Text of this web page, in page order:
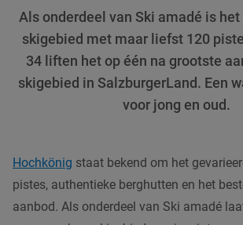
Als onderdeel van Ski amadé is
skigebied met maar liefst 120
34 liften het op één na grootste
skigebied in SalzburgerLand. Een
voor jong en oud.
Hochkönig staat bekend om het
pistes, authentieke berghutten en het
aanbod. Als onderdeel van Ski amadé